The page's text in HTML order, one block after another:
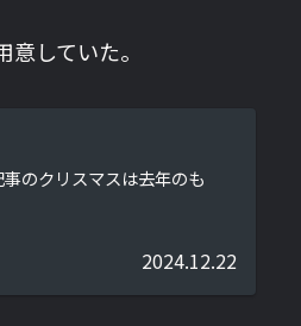
していた。
のクリスマスは去年のも
2024.12.22